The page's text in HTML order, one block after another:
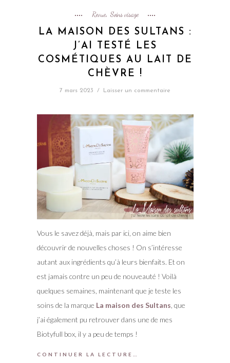
Revue, Soins visage
LA MAISON DES SULTANS :
J’AI TESTÉ LES
COSMÉTIQUES AU LAIT DE
CHÈVRE !
7 mars 2023 / Laisser un commentaire
Vous le savez déjà, mais par ici, on aime bien
découvrir de nouvelles choses ! On s’intéresse
autant aux ingrédients qu’à leurs bienfaits. Et on
est jamais contre un peu de nouveauté ! Voilà
quelques semaines, maintenant que je teste les
soins de la marque La maison des Sultans , que
j’ai également pu retrouver dans une de mes
Biotyfull box, il y a peu de temps !
CONTINUER LA LECTURE…